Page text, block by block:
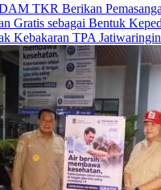
TKR Berikan
Gratis sebagai Bentuk
Kebakaran TPA Jatiwaringin